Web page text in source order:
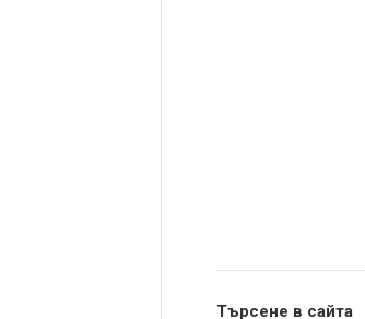
Търсене в сайта